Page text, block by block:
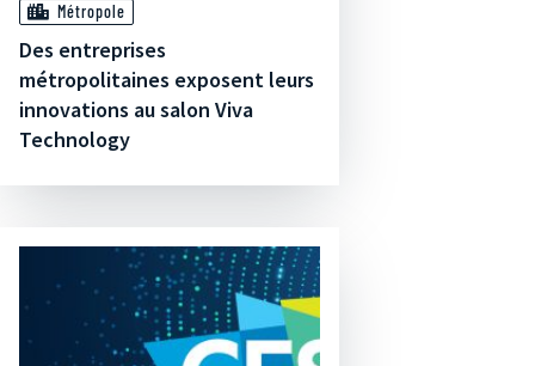
Métropole
Des entreprises
métropolitaines exposent leurs
innovations au salon Viva
Technology